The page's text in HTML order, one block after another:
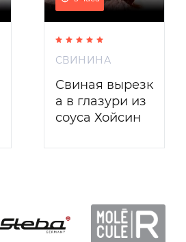
СВИНИНА
Свиная вырезк
а в глазури из
соуса Хойсин